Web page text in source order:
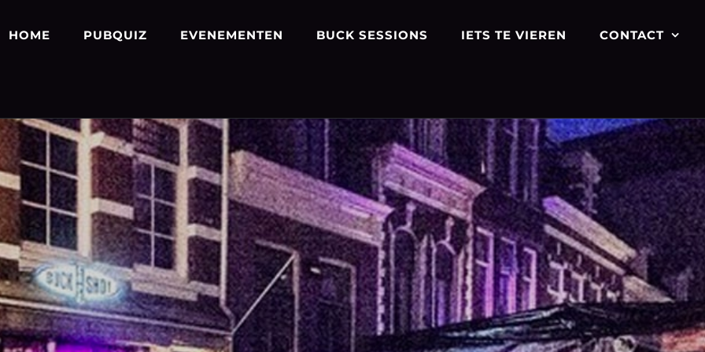
HOME PUBQUIZ EVENEMENTEN BUCK SESSIONS IETS TE VIEREN CONTACT